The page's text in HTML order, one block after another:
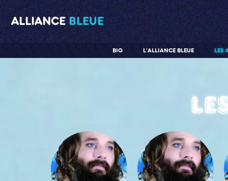
ALLIANCE BLEUE
LES
L'ALLIANCE BLEUE
BIO